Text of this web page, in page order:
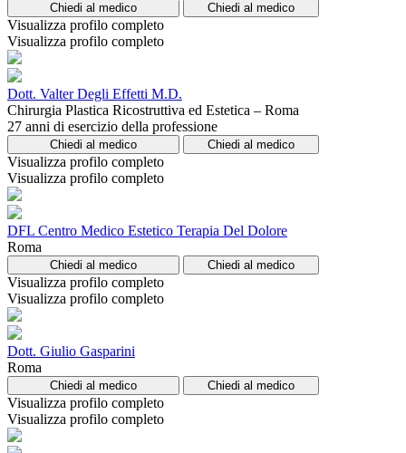
Chiedi al medico Chiedi al medico
Visualizza profilo completo
Visualizza profilo completo
Dott. Valter Degli Effetti M.D.
Chirurgia Plastica Ricostruttiva ed Estetica – Roma
27 anni di esercizio della professione
Chiedi al medico Chiedi al medico
Visualizza profilo completo
Visualizza profilo completo
DFL Centro Medico Estetico Terapia Del Dolore
Roma
Chiedi al medico Chiedi al medico
Visualizza profilo completo
Visualizza profilo completo
Dott. Giulio Gasparini
Roma
Chiedi al medico Chiedi al medico
Visualizza profilo completo
Visualizza profilo completo